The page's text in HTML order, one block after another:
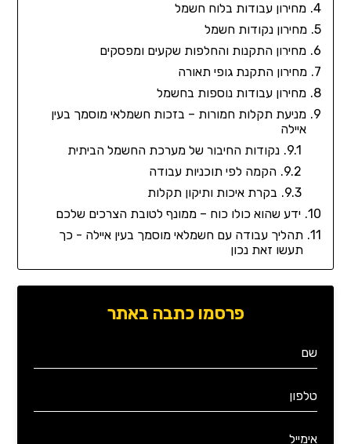
מחירון עבודות בלוח חשמל
מחירון נקודות חשמל
מחירון התקנות והחלפות שקעים ומפסקים
מחירון התקנת גופי תאורה
מחירון עבודות נוספות בחשמל
מניעת תקלות חמורות – בזכות חשמלאי מוסמך בעין
איילה
נקודות החיבור של מערכת החשמל הביתית
הקמה לפי תוכניות עבודה
בקרת איכות ותיקון תקלות
ידע שהוא כולו כוח – ממונף לטובת הצרכים שלכם
תהליך עבודה עם חשמלאי מוסמך בעין איילה - כך
תעשו זאת נכון
פרסמו כתבה באתר